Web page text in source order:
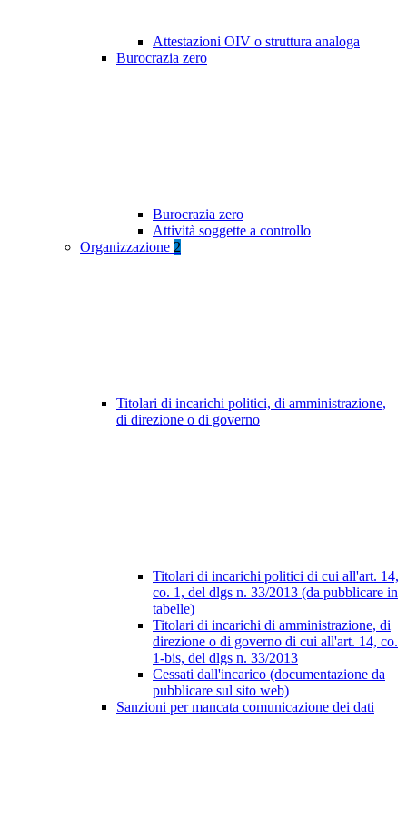
Attestazioni OIV o struttura analoga
Burocrazia zero
Burocrazia zero
Attività soggette a controllo
Organizzazione 2
Titolari di incarichi politici, di amministrazione,
di direzione o di governo
Titolari di incarichi politici di cui all'art. 14,
co. 1, del dlgs n. 33/2013 (da pubblicare in
tabelle)
Titolari di incarichi di amministrazione, di
direzione o di governo di cui all'art. 14, co.
1-bis, del dlgs n. 33/2013
Cessati dall'incarico (documentazione da
pubblicare sul sito web)
Sanzioni per mancata comunicazione dei dati